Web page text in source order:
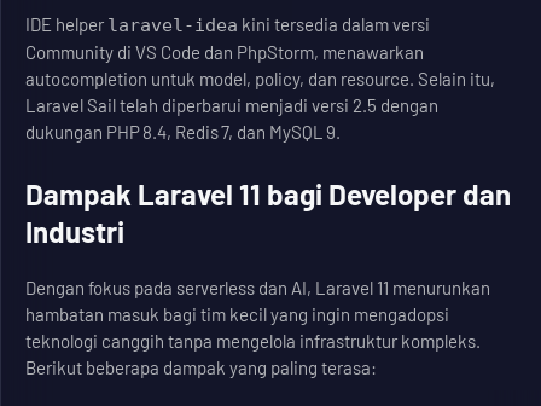
IDE helper laravel‑idea kini tersedia dalam versi
Community di VS Code dan PhpStorm, menawarkan
autocompletion untuk model, policy, dan resource. Selain itu,
Laravel Sail telah diperbarui menjadi versi 2.5 dengan
dukungan PHP 8.4, Redis 7, dan MySQL 9.
Dampak Laravel 11 bagi Developer dan
Industri
Dengan fokus pada serverless dan AI, Laravel 11 menurunkan
hambatan masuk bagi tim kecil yang ingin mengadopsi
teknologi canggih tanpa mengelola infrastruktur kompleks.
Berikut beberapa dampak yang paling terasa: